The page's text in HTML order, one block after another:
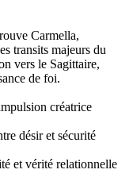
Carmella,
transits majeurs du
vers le Sagittaire,
de foi.
créatrice
désir et sécurité
et vérité relationnelle